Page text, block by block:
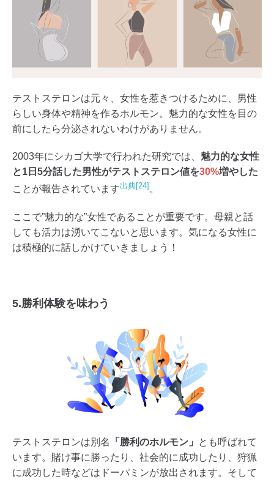
テストステロンは元々、女性を惹きつけるために、男性
らしい身体や精神を作るホルモン。魅力的な女性を目の
前にしたら分泌されないわけがありません。
2003年にシカゴ大学で行われた研究では、 魅力的な女性
と1日5分話した男性がテストステロン値を30%増やした
ことが報告されています出典[24] 。
ここで”魅力的な”女性であることが重要です。母親と話
しても活力は湧いてこないと思います。気になる女性に
は積極的に話しかけていきましょう！
5.勝利体験を味わう
テストステロンは別名 「勝利のホルモン」
とも呼ばれて
います。賭け事に勝ったり、社会的に成功したり、狩猟
に成功した時などはドーパミンが放出されます。そして